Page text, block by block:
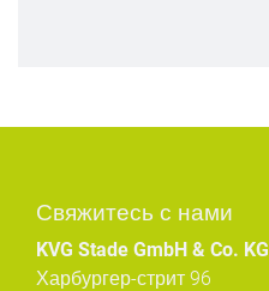
Свяжитесь с нами
KVG Stade GmbH & Co. KG
Харбургер-стрит 96